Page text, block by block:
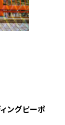
ングピーポ